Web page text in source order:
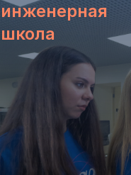
инженерная
школа